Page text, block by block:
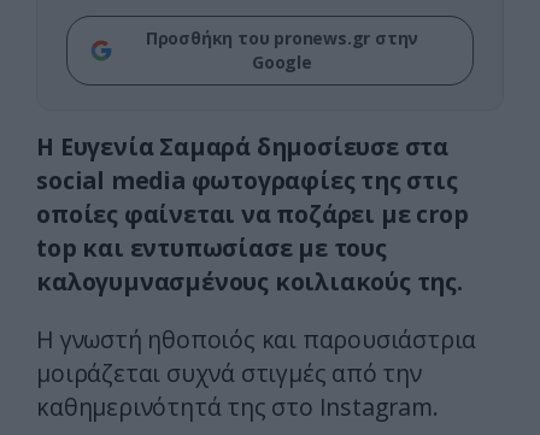
Προσθήκη του pronews.gr στην
Google
Η Ευγενία Σαμαρά δημοσίευσε στα
social media φωτογραφίες της στις
οποίες φαίνεται να ποζάρει με crop
top και εντυπωσίασε με τους
καλογυμνασμένους κοιλιακούς της.
Η γνωστή ηθοποιός και παρουσιάστρια
μοιράζεται συχνά στιγμές από την
καθημερινότητά της στο Instagram.